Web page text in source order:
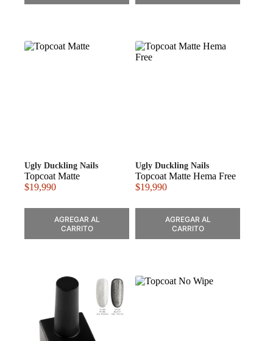
Ugly Duckling Nails
Topcoat Matte
$19,990
AGREGAR AL
CARRITO
Ugly Duckling Nails
Topcoat Matte Hema Free
$19,990
AGREGAR AL
CARRITO